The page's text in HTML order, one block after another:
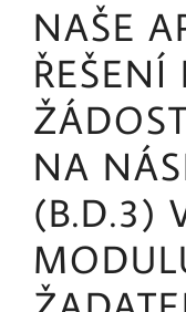
NAŠE
ŘEŠENÍ
NA
(B.D.3)